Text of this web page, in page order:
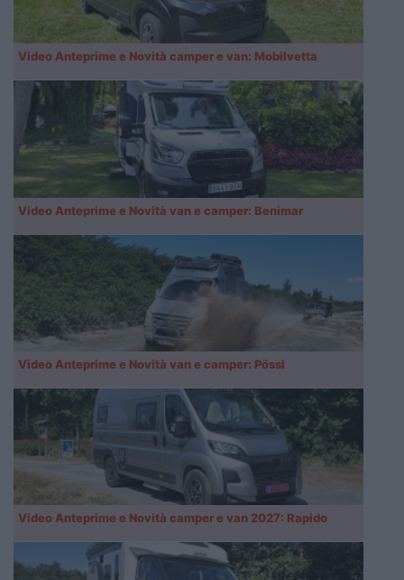
Video Anteprime e Novità camper e van: Mobilvetta
Video Anteprime e Novità van e camper: Benimar
Video Anteprime e Novità van e camper: Pössl
Video Anteprime e Novità camper e van 2027: Rapido